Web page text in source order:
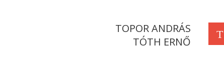
T
TOPOR ANDRÁS
TÓTH ERNŐ